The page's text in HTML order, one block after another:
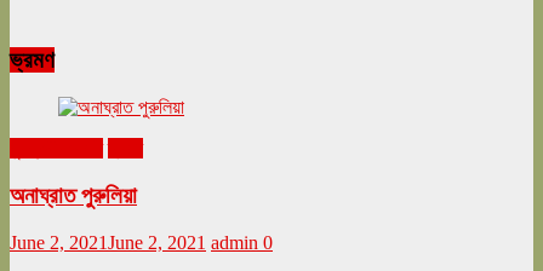
ভ্রমণ
অনাঘ্রাত পুরুলিয়া
June 2, 2021June 2, 2021 admin 0